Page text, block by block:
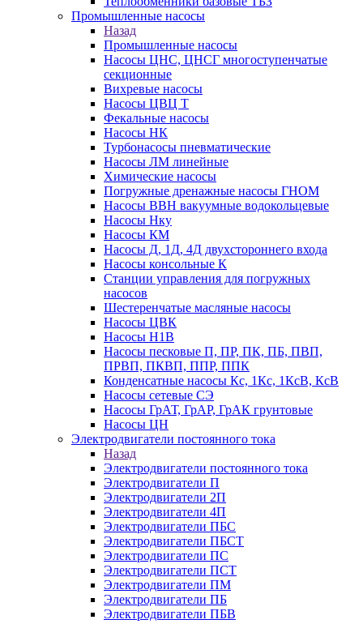
Промышленные насосы
Назад
Промышленные насосы
Насосы ЦНС, ЦНСГ многоступенчатые
секционные
Вихревые насосы
Насосы ЦВЦ Т
Фекальные насосы
Насосы НК
Турбонасосы пневматические
Насосы ЛМ линейные
Химические насосы
Погружные дренажные насосы ГНОМ
Насосы ВВН вакуумные водокольцевые
Насосы Нку
Насосы КМ
Насосы Д, 1Д, 4Д двухстороннего входа
Насосы консольные К
Станции управления для погружных
насосов
Шестеренчатые масляные насосы
Насосы ЦВК
Насосы Н1В
Насосы песковые П, ПР, ПК, ПБ, ПВП,
ПРВП, ПКВП, ППР, ППК
Конденсатные насосы Кс, 1Кс, 1КсВ, КсВ
Насосы сетевые СЭ
Насосы ГрАТ, ГрАР, ГрАК грунтовые
Насосы ЦН
Электродвигатели постоянного тока
Назад
Электродвигатели постоянного тока
Электродвигатели П
Электродвигатели 2П
Электродвигатели 4П
Электродвигатели ПБС
Электродвигатели ПБСТ
Электродвигатели ПС
Электродвигатели ПСТ
Электродвигатели ПМ
Электродвигатели ПБ
Электродвигатели ПБВ